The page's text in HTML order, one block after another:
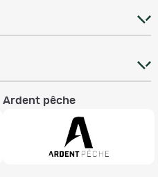
Ardent pêche